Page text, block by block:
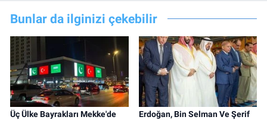
Bunlar da ilginizi çekebilir
Üç Ülke Bayrakları Mekke'de
Erdoğan, Bin Selman Ve Şerif